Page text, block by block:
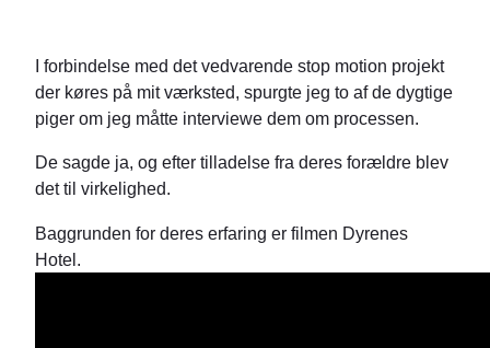
I forbindelse med det vedvarende stop motion projekt
der køres på mit værksted, spurgte jeg to af de dygtige
piger om jeg måtte interviewe dem om processen.
De sagde ja, og efter tilladelse fra deres forældre blev
det til virkelighed.
Baggrunden for deres erfaring er filmen Dyrenes
Hotel.